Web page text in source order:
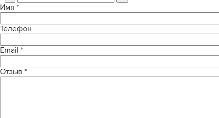
Имя *
Телефон
Email *
Отзыв *